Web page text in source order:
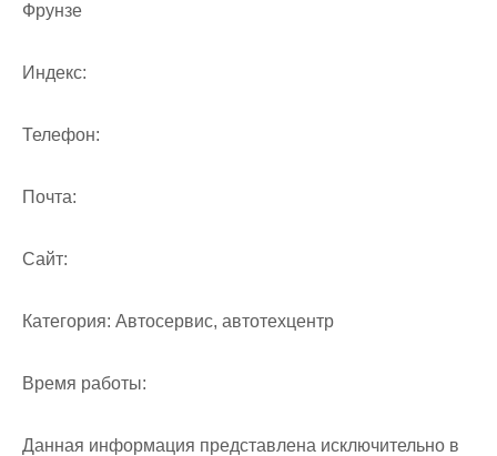
Фрунзе
Индекс:
Телефон:
Почта:
Cайт:
Категория: Автосервис, автотехцентр
Время работы:
Данная информация представлена исключительно в